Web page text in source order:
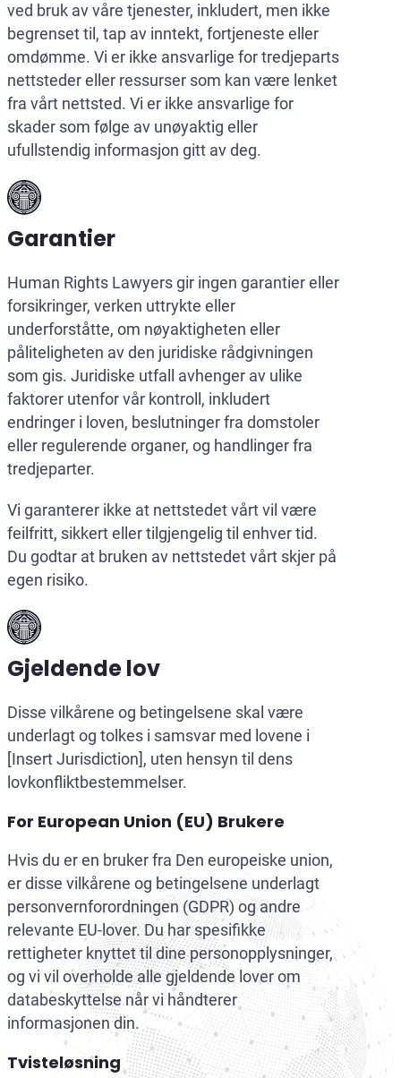
ved bruk av våre tjenester, inkludert, men ikke
begrenset til, tap av inntekt, fortjeneste eller
omdømme. Vi er ikke ansvarlige for tredjeparts
nettsteder eller ressurser som kan være lenket
fra vårt nettsted. Vi er ikke ansvarlige for
skader som følge av unøyaktig eller
ufullstendig informasjon gitt av deg.
Garantier
Human Rights Lawyers gir ingen garantier eller
forsikringer, verken uttrykte eller
underforståtte, om nøyaktigheten eller
påliteligheten av den juridiske rådgivningen
som gis. Juridiske utfall avhenger av ulike
faktorer utenfor vår kontroll, inkludert
endringer i loven, beslutninger fra domstoler
eller regulerende organer, og handlinger fra
tredjeparter.
Vi garanterer ikke at nettstedet vårt vil være
feilfritt, sikkert eller tilgjengelig til enhver tid.
Du godtar at bruken av nettstedet vårt skjer på
egen risiko.
Gjeldende lov
Disse vilkårene og betingelsene skal være
underlagt og tolkes i samsvar med lovene i
[Insert Jurisdiction], uten hensyn til dens
lovkonfliktbestemmelser.
For European Union (EU) Brukere
Hvis du er en bruker fra Den europeiske union,
er disse vilkårene og betingelsene underlagt
personvernforordningen (GDPR) og andre
relevante EU-lover. Du har spesifikke
rettigheter knyttet til dine personopplysninger,
og vi vil overholde alle gjeldende lover om
databeskyttelse når vi håndterer
informasjonen din.
Tvisteløsning